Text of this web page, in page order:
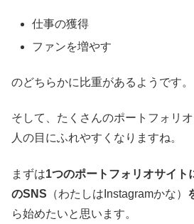
仕事の獲得
ファンを増やす
のどちらかに比重があるようです。
そして、たくさんのポートフォリ
人の目にふれやすくなりますね。
まずは1つのポートフォリオサイト
のSNS （わたしはInstagramかな）
ら始めたいと思います。